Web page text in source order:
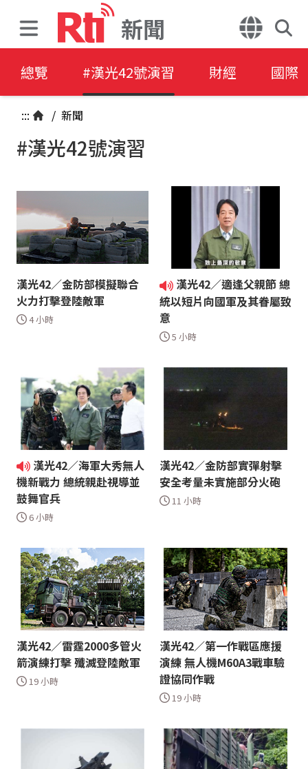
新聞
總覽 #漢光42號演習 財經 國際
::: / 新聞
#漢光42號演習
漢光42／金防部模擬聯合
火力打擊登陸敵軍
4 小時
漢光42／適逢父親節 總
統以短片向國軍及其眷屬致
意
5 小時
漢光42／海軍大秀無人
機新戰力 總統親赴視導並
鼓舞官兵
6 小時
漢光42／金防部實彈射擊
安全考量未實施部分火砲
11 小時
漢光42／雷霆2000多管火
箭演練打擊 殲滅登陸敵軍
19 小時
漢光42／第一作戰區應援
演練 無人機M60A3戰車驗
證協同作戰
19 小時